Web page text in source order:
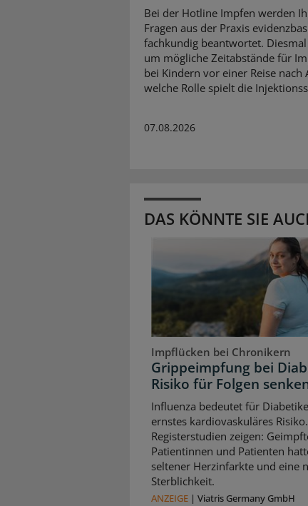
Bei der Hotline Impfen werden
Fragen aus der Praxis
fachkundig beantwortet.
um mögliche Zeitabstände für
bei Kindern vor einer Reise nach
welche Rolle spielt die
07.08.2026
DAS KÖNNTE SIE
Impflücken bei Chronikern
Grippeimpfung bei
Risiko für Folgen
Influenza bedeutet für
ernstes kardiovaskuläres Risiko.
Registerstudien zeigen:
Patientinnen und Patienten
seltener Herzinfarkte und eine
Sterblichkeit.
ANZEIGE | Viatris Germany GmbH